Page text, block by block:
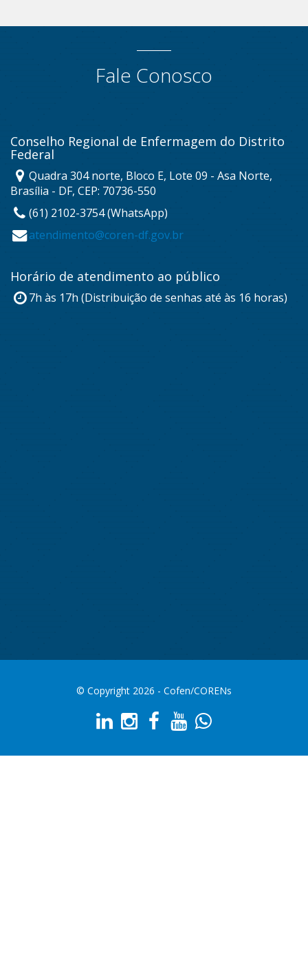
Fale Conosco
Conselho Regional de Enfermagem do Distrito
Federal
Quadra 304 norte, Bloco E, Lote 09 - Asa Norte,
Brasília - DF, CEP: 70736-550
(61) 2102-3754 (WhatsApp)
atendimento@coren-df.gov.br
Horário de atendimento ao público
7h às 17h (Distribuição de senhas até às 16 horas)
© Copyright 2026 - Cofen/CORENs